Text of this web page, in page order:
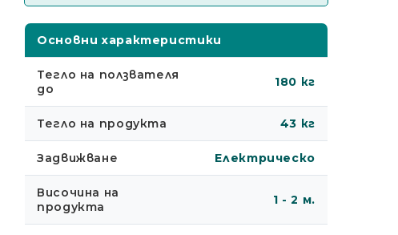
Основни характеристики
Тегло на ползвателя
до
180 кг
Тегло на продукта 43 кг
Задвижване Електрическо
Височина на
продукта
1 - 2 м.